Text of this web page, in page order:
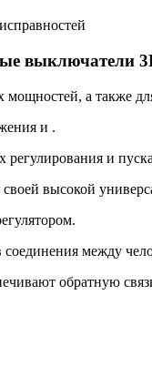
выключатели
а также
и .
и
высокой
между
обратную